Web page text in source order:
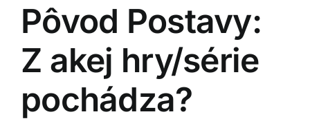
Pôvod Postavy:
Z akej hry/série
pochádza?